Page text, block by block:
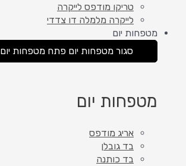
טריקו מודפס לייקרה
לייקרה מלמלה דו צדדי
מטפחות יום
סגור מטפחות יום פתח מטפחות יום
מטפחות יום
אריג מודפס
בד גובלן
בד כותנה